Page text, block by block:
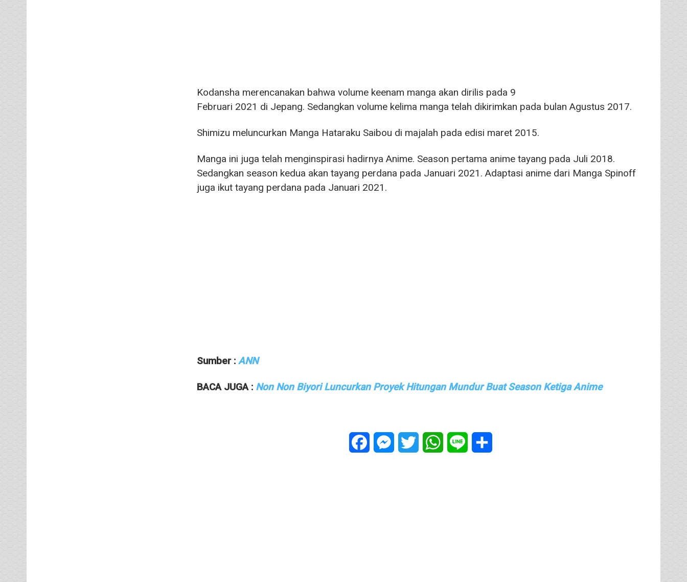
Kodansha merencanakan bahwa volume keenam manga akan dirilis pada 9
Februari 2021 di Jepang. Sedangkan volume kelima manga telah dikirimkan pada bulan Agustus 2017.
Shimizu meluncurkan Manga Hataraku Saibou di majalah pada edisi maret 2015.
Manga ini juga telah menginspirasi hadirnya Anime. Season pertama anime tayang pada Juli 2018.
Sedangkan season kedua akan tayang perdana pada Januari 2021. Adaptasi anime dari Manga Spinoff
juga ikut tayang perdana pada Januari 2021.
Sumber : ANN
BACA JUGA : Non Non Biyori Luncurkan Proyek Hitungan Mundur Buat Season Ketiga Anime
FacebookMessenger
Twitter WhatsApp
Line